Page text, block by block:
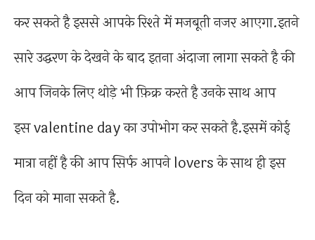
कर सकते है इससे आपके रिश्ते में मजबूती नजर आएगा.इतने
सारे उद्धरण के देखने के बाद इतना अंदाजा लागा सकते है की
आप जिनके लिए थोड़े भी फ़िक्र करते है उनके साथ आप
इस valentine day का उपोभोग कर सकते है.इसमें कोई
मात्रा नहीं है की आप सिर्फ आपने lovers के साथ ही इस
दिन को माना सकते है.